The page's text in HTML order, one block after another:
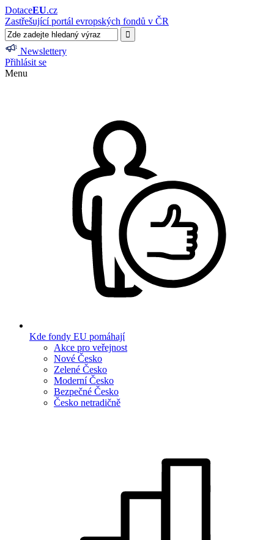
DotaceEU.cz
Zastřešující portál evropských fondů v ČR
Newslettery
Přihlásit se
Menu
Kde fondy EU pomáhají
Akce pro veřejnost
Nové Česko
Zelené Česko
Moderní Česko
Bezpečné Česko
Česko netradičně